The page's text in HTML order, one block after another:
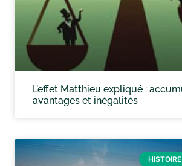
L’effet Matthieu expliqué :
avantages et inégalités